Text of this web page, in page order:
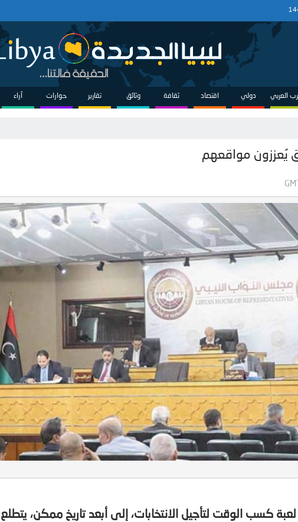
العربي دولي اقتصاد ثقافة وثائق تقارير حوارات آراء
يُعززون مواقعهم
كسب الوقت لتأجيل الانتخابات، إلى أبعد تاريخ ممكن، يتطلع